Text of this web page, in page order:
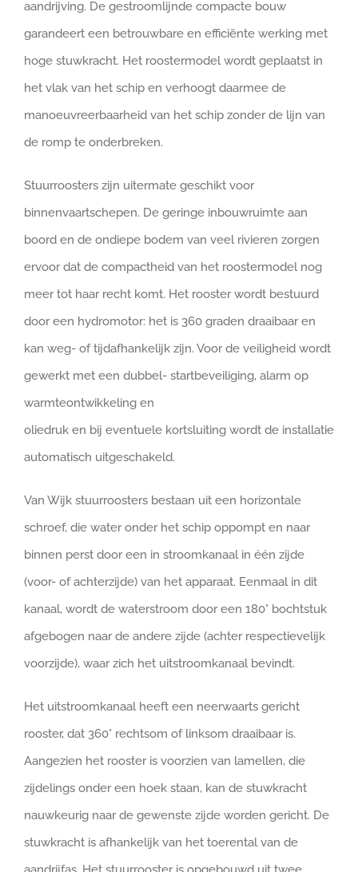
aandrijving. De gestroomlijnde compacte bouw
garandeert een betrouwbare en efficiënte werking met
hoge stuwkracht. Het roostermodel wordt geplaatst in
het vlak van het schip en verhoogt daarmee de
manoeuvreerbaarheid van het schip zonder de lijn van
de romp te onderbreken.
Stuurroosters zijn uitermate geschikt voor
binnenvaartschepen. De geringe inbouwruimte aan
boord en de ondiepe bodem van veel rivieren zorgen
ervoor dat de compactheid van het roostermodel nog
meer tot haar recht komt. Het rooster wordt bestuurd
door een hydromotor: het is 360 graden draaibaar en
kan weg- of tijdafhankelijk zijn. Voor de veiligheid wordt
gewerkt met een dubbel- startbeveiliging, alarm op
warmteontwikkeling en
oliedruk en bij eventuele kortsluiting wordt de installatie
automatisch uitgeschakeld.
Van Wijk stuurroosters bestaan uit een horizontale
schroef, die water onder het schip oppompt en naar
binnen perst door een in stroomkanaal in één zijde
(voor- of achterzijde) van het apparaat. Eenmaal in dit
kanaal, wordt de waterstroom door een 180° bochtstuk
afgebogen naar de andere zijde (achter respectievelijk
voorzijde), waar zich het uitstroomkanaal bevindt.
Het uitstroomkanaal heeft een neerwaarts gericht
rooster, dat 360° rechtsom of linksom draaibaar is.
Aangezien het rooster is voorzien van lamellen, die
zijdelings onder een hoek staan, kan de stuwkracht
nauwkeurig naar de gewenste zijde worden gericht. De
stuwkracht is afhankelijk van het toerental van de